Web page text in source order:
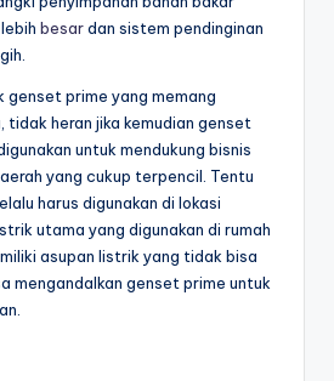
besardan sistem pendinginan
genset prime yang memang
tidak heran jika kemudian genset
untuk mendukung bisnis
yang cukup terpencil. Tentu
harus digunakan di lokasi
utama yang digunakan di rumah
asupan listrik yang tidak bisa
mengandalkan genset prime untuk